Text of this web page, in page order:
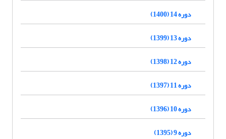
دوره 14 (1400)
دوره 13 (1399)
دوره 12 (1398)
دوره 11 (1397)
دوره 10 (1396)
دوره 9 (1395)